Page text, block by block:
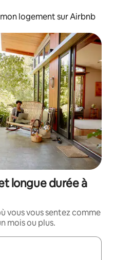
logement sur Airbnb
longue durée à
vous vous sentez comme
mois ou plus.
utilisez les flèches vers le